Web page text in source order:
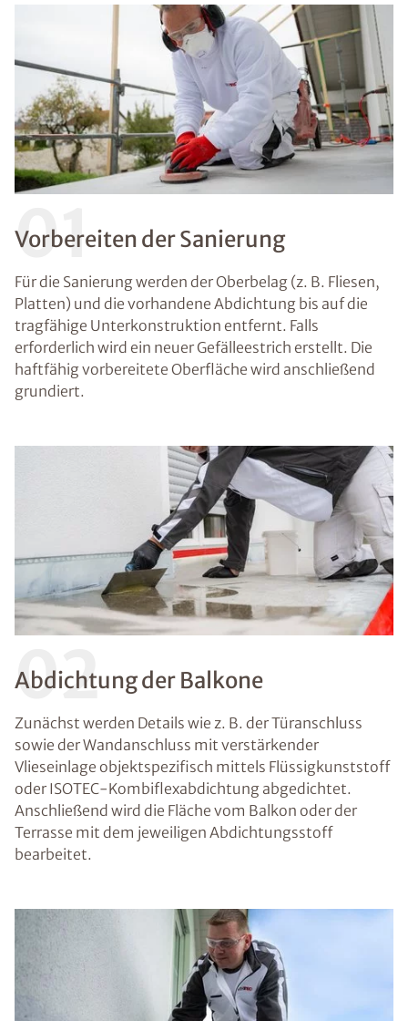
01
Vorbereiten der Sanierung
Für die Sanierung werden der Oberbelag (z. B. Fliesen,
Platten) und die vorhandene Abdichtung bis auf die
tragfähige Unterkonstruktion entfernt. Falls
erforderlich wird ein neuer Gefälleestrich erstellt. Die
haftfähig vorbereitete Oberfläche wird anschließend
grundiert.
02
Abdichtung der Balkone
Zunächst werden Details wie z. B. der Türanschluss
sowie der Wandanschluss mit verstärkender
Vlieseinlage objektspezifisch mittels Flüssigkunststoff
oder ISOTEC-Kombiflexabdichtung abgedichtet.
Anschließend wird die Fläche vom Balkon oder der
Terrasse mit dem jeweiligen Abdichtungsstoff
bearbeitet.